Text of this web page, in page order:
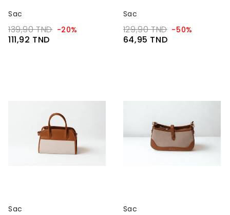
Sac
139,90 TND -20%
111,92 TND
Sac
129,90 TND -50%
64,95 TND
Sac Sac